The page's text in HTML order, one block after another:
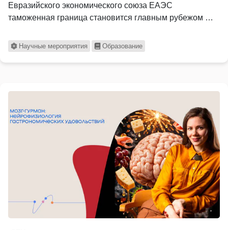
Евразийского экономического союза ЕАЭС
таможенная граница становится главным рубежом …
Научные мероприятия Образование